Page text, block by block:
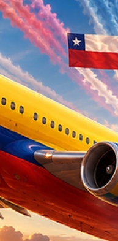
oportunidad para
globales de valor y